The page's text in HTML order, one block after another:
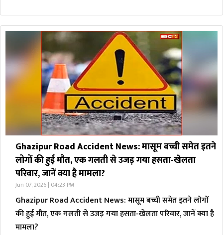
Ghazipur Road Accident News: मासूम बच्ची समेत इतने
लोगों की हुई मौत, एक गलती से उजड़ गया हसता-खेलता
परिवार, जानें क्या है मामला?
Jun 07, 2026 | 04:23 PM
Ghazipur Road Accident News: मासूम बच्ची समेत इतने लोगों
की हुई मौत, एक गलती से उजड़ गया हसता-खेलता परिवार, जानें क्या है
मामला?